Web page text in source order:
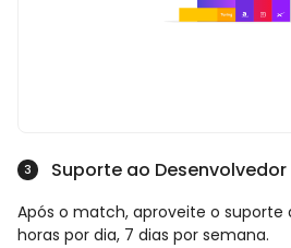
3 Suporte ao Desenvolvedor
Após o match, aproveite o suporte
horas por dia, 7 dias por semana.